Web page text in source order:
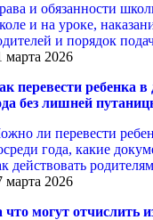
и обязанности
и на уроке,
и порядок
марта 2026
перевести ребенка
без лишней
ли перевести
года, какие
действовать
марта 2026
что могут отчислить